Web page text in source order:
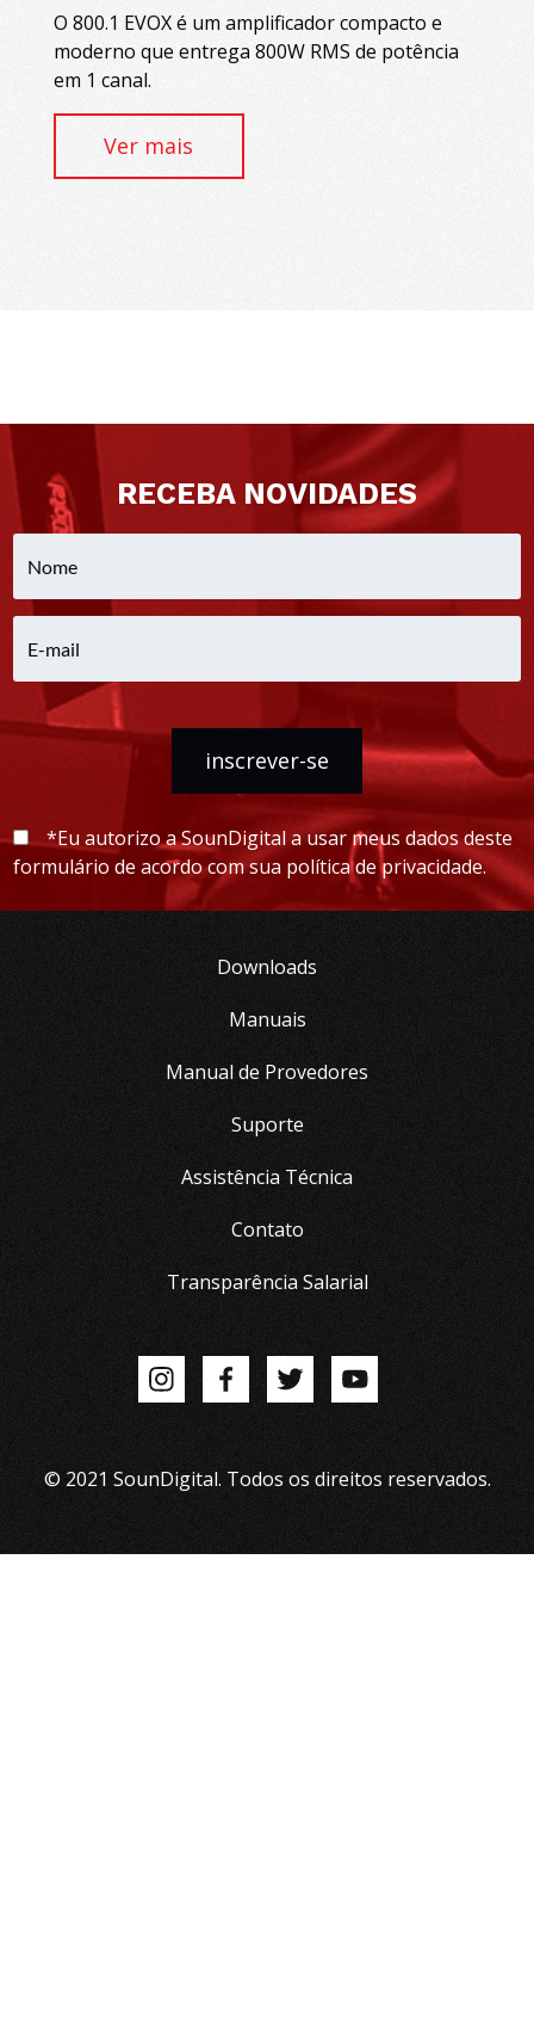
O 800.1 EVOX é um amplificador compacto e
moderno que entrega 800W RMS de potência
em 1 canal.
Ver mais
RECEBA NOVIDADES
inscrever-se
*Eu autorizo a SounDigital a usar meus dados deste
formulário de acordo com sua política de privacidade.
Downloads
Manuais
Manual de Provedores
Suporte
Assistência Técnica
Contato
Transparência Salarial
© 2021 SounDigital. Todos os direitos reservados.